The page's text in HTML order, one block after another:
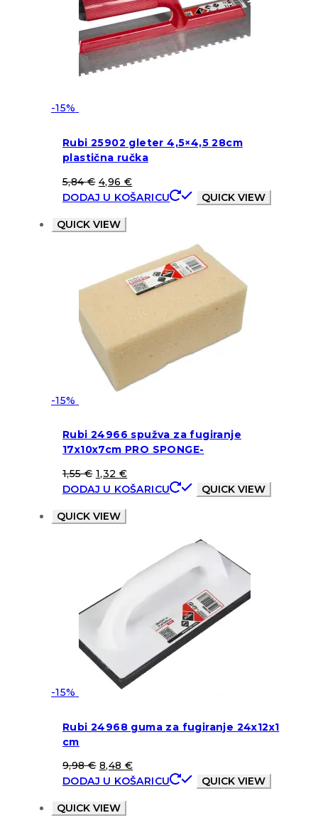
-15%
Rubi 25902 gleter 4,5×4,5 28cm
plastična ručka
5,84€ 4,96 €
DODAJ U KOŠARICU
QUICK VIEW
QUICK VIEW
-15%
Rubi 24966 spužva za fugiranje
17x10x7cm PRO SPONGE-
1,55€ 1,32 €
DODAJ U KOŠARICU
QUICK VIEW
QUICK VIEW
-15%
Rubi 24968 guma za fugiranje 24x12x1
cm
9,98€ 8,48 €
DODAJ U KOŠARICU
QUICK VIEW
QUICK VIEW